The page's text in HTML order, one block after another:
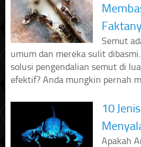
Semut
umum dan mereka sulit
solusi pengendalian semut di
efektif? Anda mungkin pernah
10
Apakah